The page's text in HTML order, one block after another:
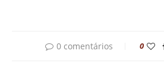
0 comentários 0